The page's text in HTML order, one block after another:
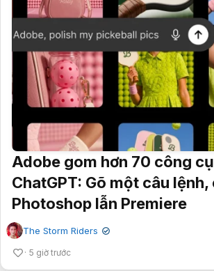
Adobe gom hơn 70 công
ChatGPT: Gõ một câu lệnh,
Photoshop lẫn Premiere
The Storm Riders ✔
5 giờ trước